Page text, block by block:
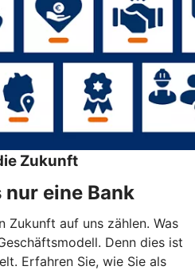
Zukunft
eine Bank
Zukunft auf uns zählen. Was
Denn dies ist
Erfahren Sie, wie Sie als